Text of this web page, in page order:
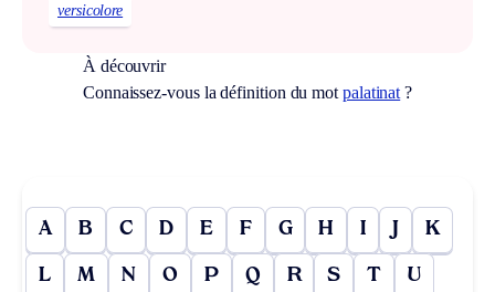
versicolore
À découvrir
Connaissez-vous la définition du mot palatinat ?
A B C D E F G H I J K
L M N O P Q R S T U